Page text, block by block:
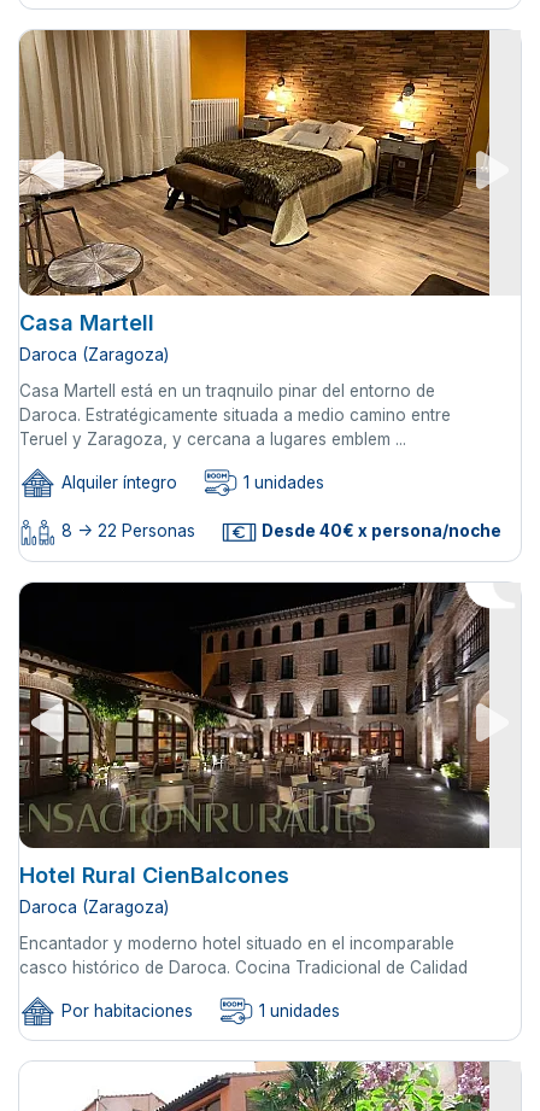
Casa Martell
Daroca (Zaragoza)
Casa Martell está en un traqnuilo pinar del entorno de
Daroca. Estratégicamente situada a medio camino entre
Teruel y Zaragoza, y cercana a lugares emblem ...
Alquiler íntegro 1 unidades
8 -> 22 Personas Desde 40€ x persona/noche
Hotel Rural CienBalcones
Daroca (Zaragoza)
Encantador y moderno hotel situado en el incomparable
casco histórico de Daroca. Cocina Tradicional de Calidad
Por habitaciones 1 unidades